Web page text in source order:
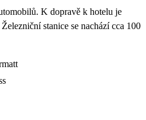
K dopravě k hotelu je
stanice se nachází cca 100